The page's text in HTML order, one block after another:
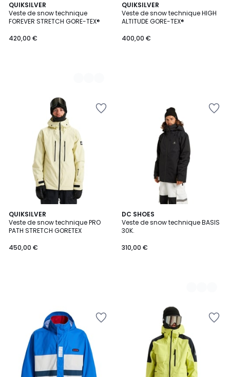
QUIKSILVER
Veste de snow technique
FOREVER STRETCH GORE-TEX®
420,00 €
2
Couleurs
QUIKSILVER
Veste de snow technique HIGH
ALTITUDE GORE-TEX®
400,00 €
QUIKSILVER
Veste de snow technique PRO
PATH STRETCH GORETEX
450,00 €
DC SHOES
Veste de snow technique BASIS
30K.
310,00 €
3
Couleurs